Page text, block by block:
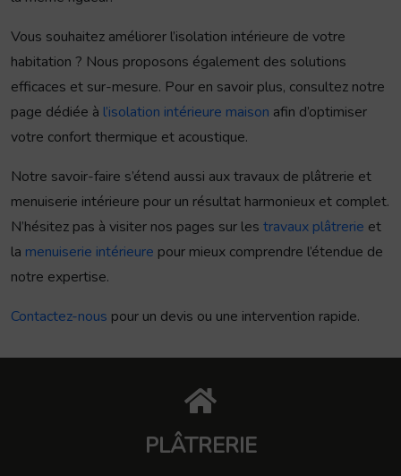
Vous souhaitez améliorer l’isolation intérieure de votre
habitation ? Nous proposons également des solutions
efficaces et sur-mesure. Pour en savoir plus, consultez notre
page dédiée à l’isolation intérieure maison afin d’optimiser
votre confort thermique et acoustique.
Notre savoir-faire s’étend aussi aux travaux de plâtrerie et
menuiserie intérieure pour un résultat harmonieux et complet.
N’hésitez pas à visiter nos pages sur les travaux plâtrerie et
la menuiserie intérieure pour mieux comprendre l’étendue de
notre expertise.
Contactez-nous pour un devis ou une intervention rapide.
PLÂTRERIE